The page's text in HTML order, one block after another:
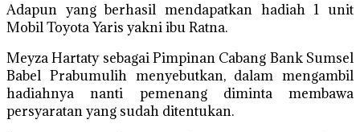
Adapun yang berhasil mendapatkan hadiah 1 unit
Mobil Toyota Yaris yakni ibu Ratna.
Meyza Hartaty sebagai Pimpinan Cabang Bank Sumsel
Babel Prabumulih menyebutkan, dalam mengambil
hadiahnya nanti pemenang diminta membawa
persyaratan yang sudah ditentukan.